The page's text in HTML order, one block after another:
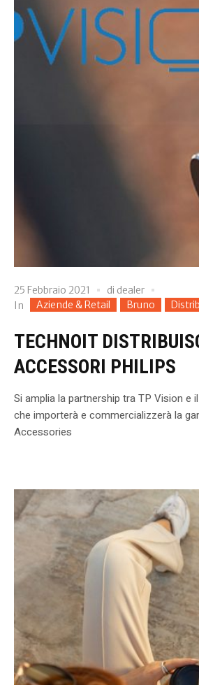
25 Febbraio 2021 di dealer
In
Aziende & Retail Bruno
TECHNOIT
ACCESSORI PHILIPS
Si amplia la partnership tra TP Vision e
che importerà e commercializzerà la
Accessories